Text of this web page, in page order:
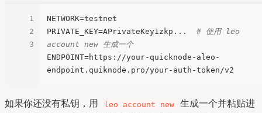
1
2
3
NETWORK=testnet
PRIVATE_KEY=APrivateKey1zkp... # 使用 leo
account new 生成一个
ENDPOINT=https://your-quicknode-aleo-
如果你还没有私钥，用 leo account new
生成一个并粘贴进